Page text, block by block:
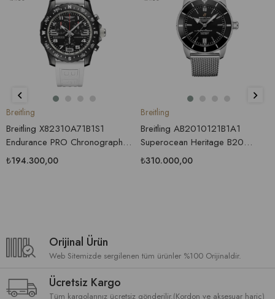
Breitling
Breitling X82310A71B1S1
Endurance PRO Chronograph
Erkek Saati
₺194.300,00
Breitling
Breitling AB2010121B1A1
Superocean Heritage B20
Automatic 42 Erkek Kol Saati
₺310.000,00
Orijinal Ürün
Web Sitemizde sergilenen tüm ürünler %100 Orijinaldir.
Ücretsiz Kargo
Tüm kargolarınız ücretsiz gönderilir.(Kordon ve aksesuar hariç)